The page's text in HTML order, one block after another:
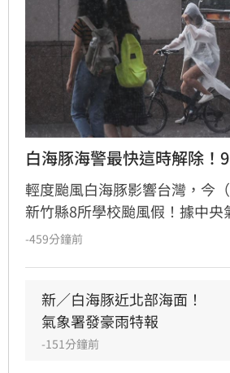
白海豚海警最快這時解除！
輕度颱風白海豚影響台灣，今
新竹縣8所學校颱風假！據中央
測，白海豚中心位置在臺北東
北部海面，對臺灣北部海面及
成威脅，預計白海豚強度有稍
小的趨勢，最快明日中午前解
-459分鐘前
新／白海豚近北部海面！
氣象署發豪雨特報
-151分鐘前